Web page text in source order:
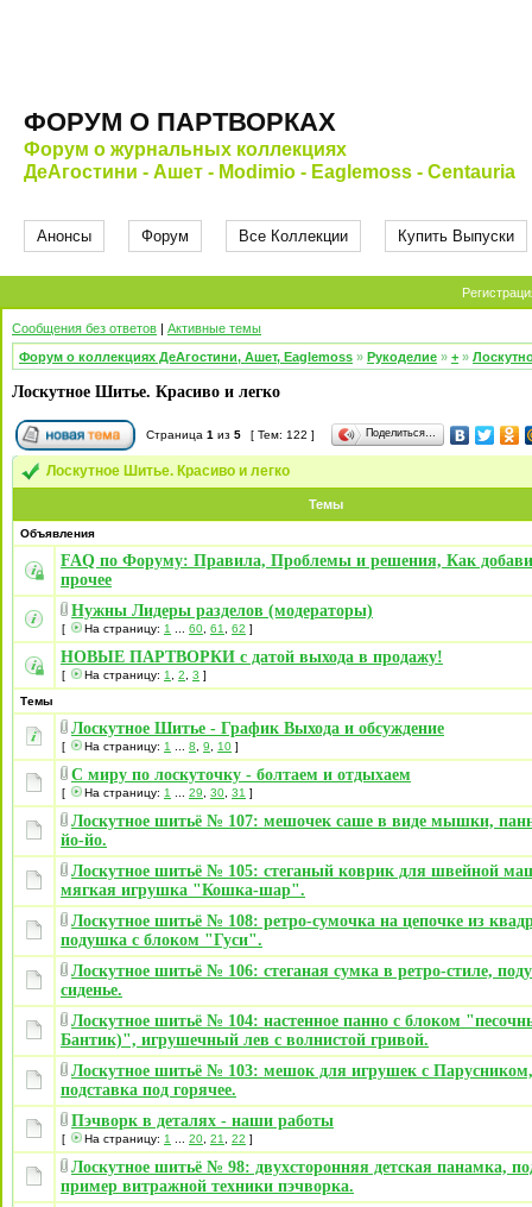
ФОРУМ О ПАРТВОРКАХ
Форум о журнальных коллекциях
ДеАгостини - Ашет - Modimio - Eaglemoss - Centauria
Анонсы Форум Все Коллекции Купить Выпуски
Сообщения без ответов | Активные темы
Форум о коллекциях ДеАгостини, Ашет, Eaglemoss » Рукоделие » + »
Лоскутное Шитье. Красиво и легко
Страница 1 из 5 [ Тем: 122 ] Поделиться…
Лоскутное Шитье. Красиво и легко
Темы
Объявления
FAQ по Форуму: Правила, Проблемы и решения, Как
прочее
Нужны Лидеры разделов (модераторы)
[ На страницу: 1 60 61 62 ]
НОВЫЕ ПАРТВОРКИ с датой выхода в продажу!
[ На страницу: 1 2 3 ]
Темы
Лоскутное Шитье - График Выхода и обсуждение
[ На страницу: 1 8 9 10 ]
С миру по лоскуточку - болтаем и отдыхаем
[ На страницу: 1 29 30 31 ]
Лоскутное шитьё № 107: мешочек саше в виде мышки,
йо-йо.
Лоскутное шитьё № 105: стеганый коврик для швейной
мягкая игрушка "Кошка-шар".
Лоскутное шитьё № 108: ретро-сумочка на цепочке из
подушка с блоком "Гуси".
Лоскутное шитьё № 106: стеганая сумка в ретро-стиле,
сиденье.
Лоскутное шитьё № 104: настенное панно с блоком
Бантик)", игрушечный лев с волнистой гривой.
Лоскутное шитьё № 103: мешок для игрушек c
подставка под горячее.
Пэчворк в деталях - наши работы
[ На страницу: 1 20 21 22 ]
Лоскутное шитьё № 98: двухсторонняя детская панамка,
пример витражной техники пэчворка.